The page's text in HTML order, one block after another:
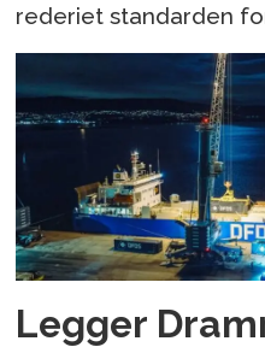
rederiet standarden
Legger